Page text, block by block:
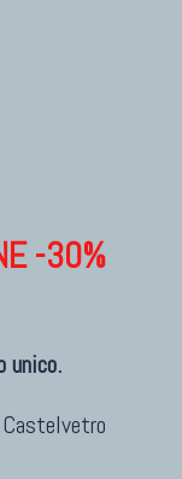
-30%
unico.
Castelvetro